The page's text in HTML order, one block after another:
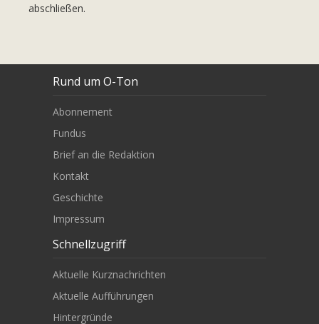
abschließen.
Rund um O-Ton
Abonnement
Fundus
Brief an die Redaktion
Kontakt
Geschichte
Impressum
Schnellzugriff
Aktuelle Kurznachrichten
Aktuelle Aufführungen
Hintergründe